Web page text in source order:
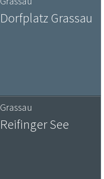
Dorfplatz Grassau
Grassau
Reifinger See